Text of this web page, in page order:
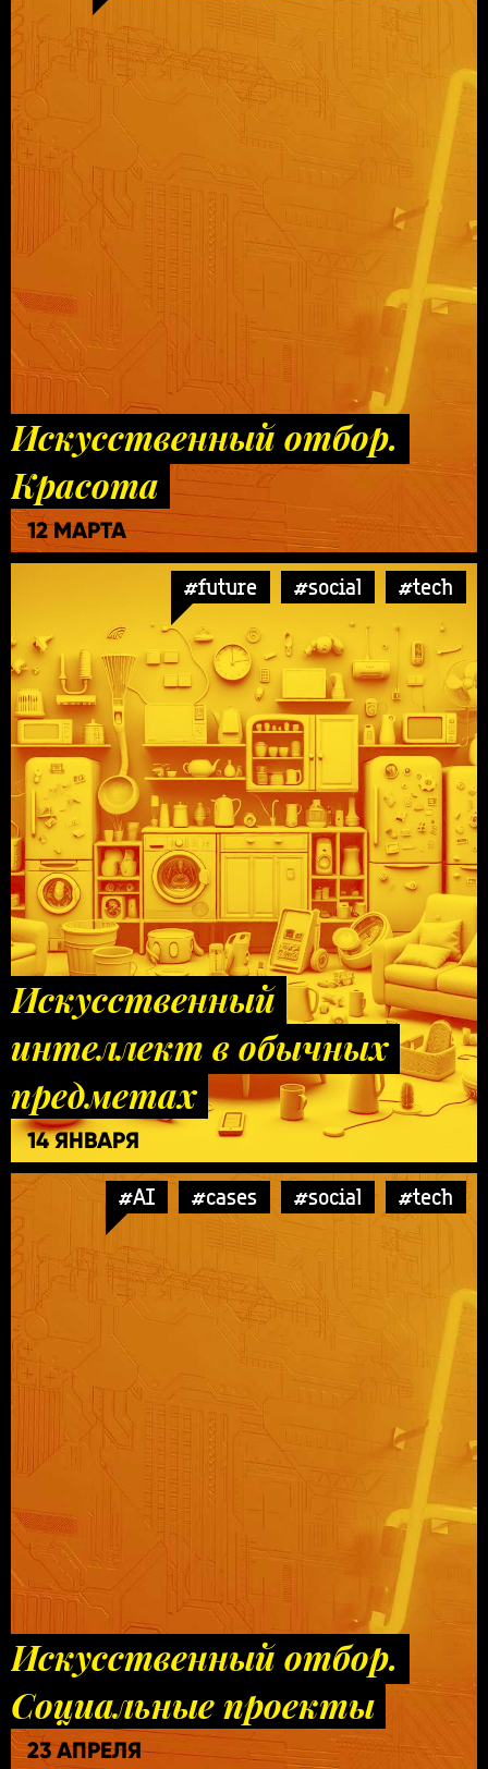
Искусственный отбор.
Красота
12 МАРТА
#future #social #tech
Искусственный
интеллект в обычных
предметах
14 ЯНВАРЯ
#AI #cases #social #tech
Искусственный отбор.
Социальные проекты
23 АПРЕЛЯ